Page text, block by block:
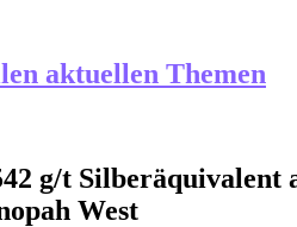
aktuellen Themen
g/t Silberäquivalent
West